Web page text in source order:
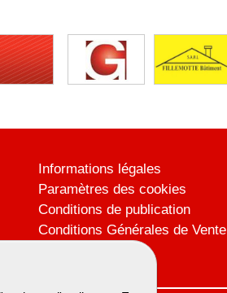
Informations légales
Paramètres des cookies
Conditions de publication
Conditions Générales de Vente